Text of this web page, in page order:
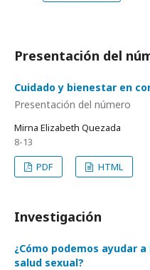
Presentación del
Cuidado y bienestar en
Presentación del número
Mirna Elizabeth Quezada
8-13
PDF
HTML
Investigación
¿Cómo podemos ayudar
salud sexual?